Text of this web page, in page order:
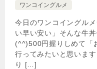
ワンコイングルメ
今日のワンコイングル
い早い安い」そんな牛
(^^)500円握りしめて「
行ってみたいと思いま
り […]